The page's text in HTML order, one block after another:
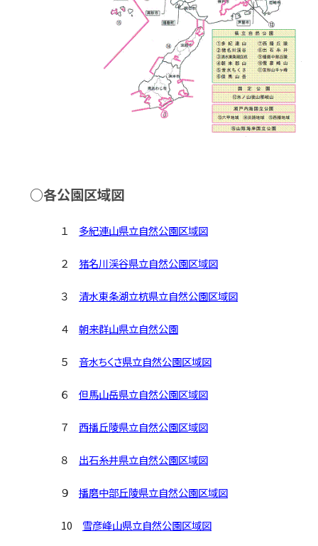
○各公園区域図
１ 多紀連山県立自然公園区域図
２ 猪名川渓谷県立自然公園区域図
３ 清水東条湖立杭県立自然公園区域図
４ 朝来群山県立自然公園
５ 音水ちくさ県立自然公園区域図
６ 但馬山岳県立自然公園区域図
７ 西播丘陵県立自然公園区域図
８ 出石糸井県立自然公園区域図
９ 播磨中部丘陵県立自然公園区域図
10 雪彦峰山県立自然公園区域図